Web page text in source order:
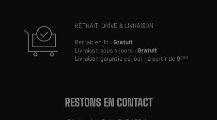
RETRAIT, DRIVE & LIVRAISON
Retrait en 1h :Gratuit
Livraison sous 4 jours :Gratuit
Livraison garantie ce jour : à partir de 9€90
RESTONS EN CONTACT